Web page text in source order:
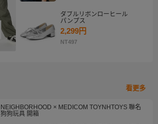
ダブルリボンローヒール
パンプス
2,299円
NT497
看更多
NEIGHBORHOOD × MEDICOM TOYNHTOYS 聯名
狗狗玩具 開箱